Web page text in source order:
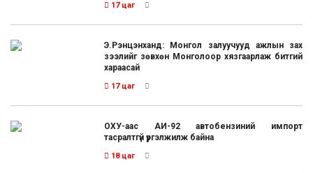
17 цаг
Э.Рэнцэнханд: Монгол залуучууд ажлын зах
зээлийг зөвхөн Монголоор хязгаарлаж битгий
хараасай
17 цаг
ОХУ-аас АИ-92 автобензиний импорт
тасралтгүй үргэлжилж байна
18 цаг